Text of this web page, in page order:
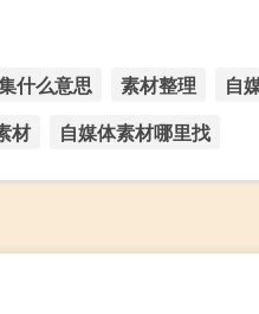
什么意思 素材整理
自
材 自媒体素材哪里找